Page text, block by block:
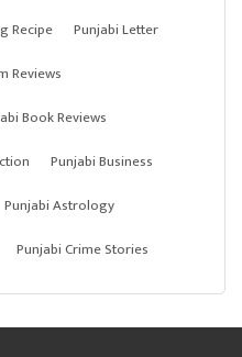
Recipe
Punjabi Letter
Reviews
Book Reviews
Punjabi Business
Punjabi Astrology
Punjabi Crime Stories